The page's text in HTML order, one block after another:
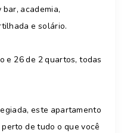
academia,
e solário.
e 26 de 2 quartos, todas
este apartamento
de tudo o que você